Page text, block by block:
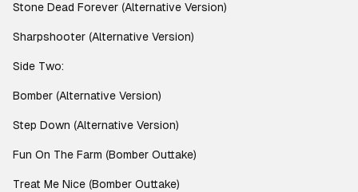
Stone Dead Forever (Alternative Version)
Sharpshooter (Alternative Version)
Side Two:
Bomber (Alternative Version)
Step Down (Alternative Version)
Fun On The Farm (Bomber Outtake)
Treat Me Nice (Bomber Outtake)